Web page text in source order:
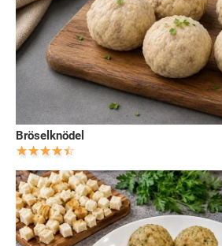
Bröselknödel